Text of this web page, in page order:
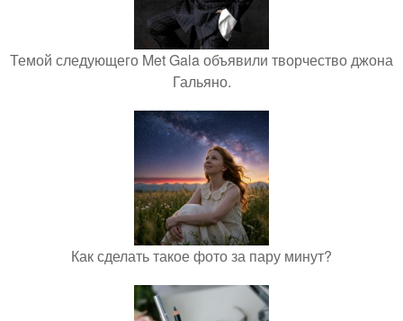
Темой следующего Met Gala объявили творчество джона
Гальяно.
Как сделать такое фото за пару минут?